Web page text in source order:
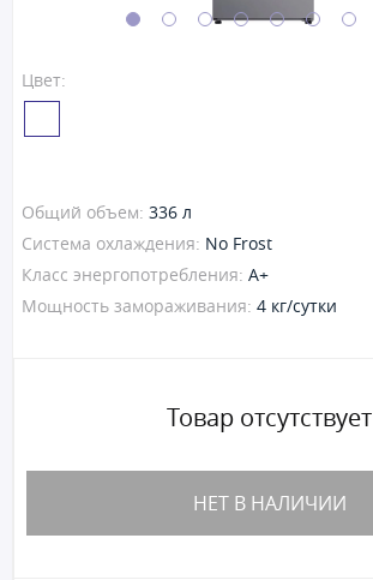
Цвет:
Общий объем: 336 л
Система охлаждения: No Frost
Класс энергопотребления: A+
Мощность замораживания: 4 кг/сутки
Товар отсутствует
НЕТ В НАЛИЧИИ